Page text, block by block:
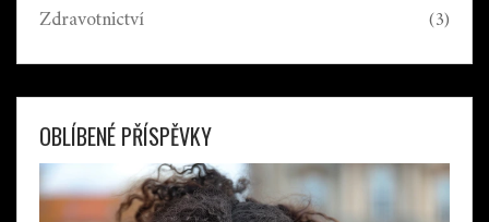
Zdravotnictví (3)
OBLÍBENÉ PŘÍSPĚVKY